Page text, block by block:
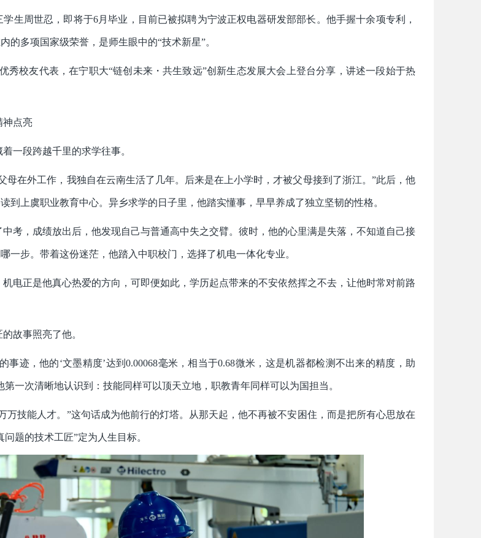
生周世忍，即将于6月毕业，目前已被拟聘为宁波正权电器研发部部长。他手握十余项专利，
的多项国家级荣誉，是师生眼中的“技术新星”。
秀校友代表，在宁职大“链创未来・共生致远”创新生态发展大会上登台分享，讲述一段始于热
神点亮
一段跨越千里的求学往事。
母在外工作，我独自在云南生活了几年。后来是在上小学时，才被父母接到了浙江。”此后，他
到上虞职业教育中心。异乡求学的日子里，他踏实懂事，早早养成了独立坚韧的性格。
中考，成绩放出后，他发现自己与普通高中失之交臂。彼时，他的心里满是失落，不知道自己接
一步。带着这份迷茫，他踏入中职校门，选择了机电一体化专业。
电正是他真心热爱的方向，可即便如此，学历起点带来的不安依然挥之不去，让他时常对前路
故事照亮了他。
事迹，他的‘文墨精度’达到0.00068毫米，相当于0.68微米，这是机器都检测不出来的精度，助
第一次清晰地认识到：技能同样可以顶天立地，职教青年同样可以为国担当。
万技能人才。”这句话成为他前行的灯塔。从那天起，他不再被不安困住，而是把所有心思放在
题的技术工匠”定为人生目标。